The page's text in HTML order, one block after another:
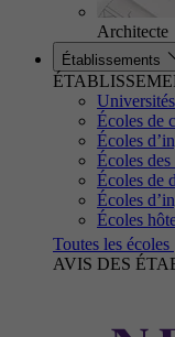
Architecte
Établissements
Universités
Écoles de
Écoles
Écoles
Écoles de
Écoles
Écoles
Toutes les écoles
AVIS DES